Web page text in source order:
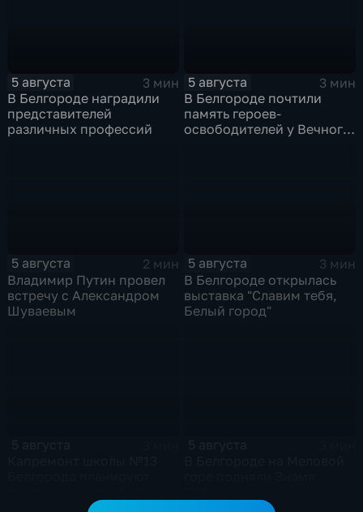
5 августа
3 мин
В Белгороде наградили
представителей
различных профессий
5 августа
3 мин
В Белгороде почтили
память героев-
освободителей у Вечного
5 августа
2 мин
Владимир Путин провел
встречу с Александром
Шуваевым
5 августа
3 мин
В Белгороде открылась
выставка "Славим тебя,
Белый город"